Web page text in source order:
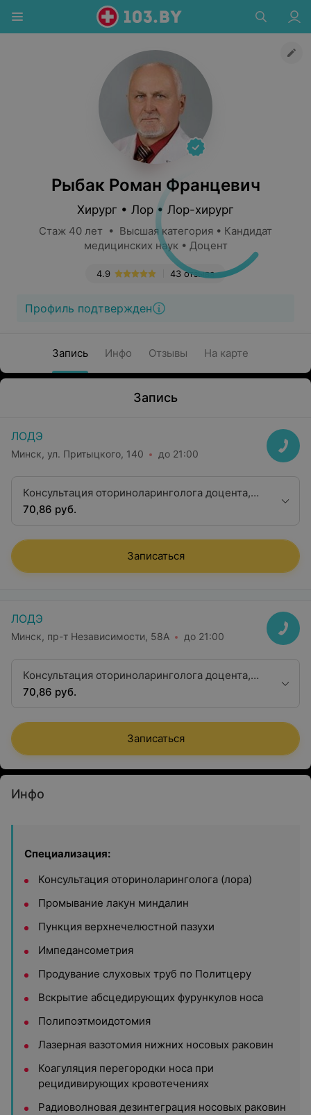
Рыбак Роман Францевич
Хирург • Лор • Лор-хирург
Стаж 40 лет • Высшая категория • Кандидат
медицинских наук • Доцент
43 отзыва
4.9
Профиль подтвержден
Запись Инфо Отзывы На карте
Запись
ЛОДЭ
Минск, ул. Притыцкого, 140 до 21:00
Консультация оториноларинголога доцента,
кандидата медицинских наук
70,86 руб.
Записаться
ЛОДЭ
Минск, пр-т Независимости, 58А до 21:00
Консультация оториноларинголога доцента,
кандидата медицинских наук
70,86 руб.
Записаться
Инфо
Специализация:
Консультация оториноларинголога (лора)
Промывание лакун миндалин
Пункция верхнечелюстной пазухи
Импедансометрия
Продувание слуховых труб по Политцеру
Вскрытие абсцедирующих фурункулов носа
Полипоэтмоидотомия
Лазерная вазотомия нижних носовых раковин
Коагуляция перегородки носа при
рецидивирующих кровотечениях
Радиоволновая дезинтеграция носовых раковин